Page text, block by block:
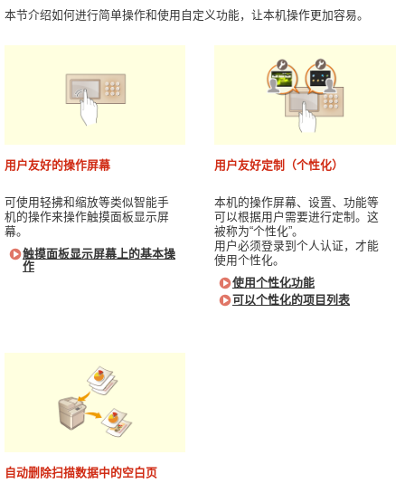
本节介绍如何进行简单操作和使用自定义功能，让本机操作更加容易。
用户友好的操作屏幕 用户友好定制（个性化）
可使用轻拂和缩放等类似智能手
机的操作来操作触摸面板显示屏
幕。
触摸面板显示屏幕上的基本操
作
本机的操作屏幕、设置、功能等
可以根据用户需要进行定制。这
被称为“个性化”。
用户必须登录到个人认证，才能
使用个性化。
使用个性化功能
可以个性化的项目列表
自动删除扫描数据中的空白页